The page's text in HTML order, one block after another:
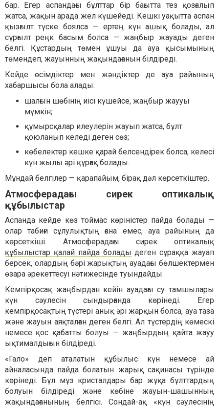
бар. Егер аспандағы бұлттар бір бағытта тез қозғалып
жатса, жақын арада жел күшейеді. Кешкі уақытта аспан
қызғылт түске боялса — ертең күн ашық болады, ал
сұрғылт реңк басым болса — жаңбыр жауады деген
белгі. Құстардың төмен ұшуы да ауа қысымының
төмендеп, жауынның жақындағанын білдіреді.
Кейде өсімдіктер мен жәндіктер де ауа райының
хабаршысы бола алады:
шалғын шөбінің иісі күшейсе, жаңбыр жаууы
мүмкін;
құмырсқалар илеулерін жауып жатса, бұлт
қоюланып келеді деген сөз;
көбелектер кешке қарай белсендірек болса, келесі
күн жылы әрі құрғақ болады.
Мұндай белгілер — қарапайым, бірақ дәл көрсеткіштер.
Атмосферадағы сирек оптикалық
құбылыстар
Аспанда кейде көз тоймас көріністер пайда болады —
олар табиғи сұлулықтың ғана емес, ауа райының да
көрсеткіші. Атмосферадағы сирек оптикалық
құбылыстар қалай пайда болады деген сұраққа жауап
берсек, олардың бәрі жарықтың ауадағы бөлшектермен
өзара әрекеттесуі нәтижесінде туындайды.
Кемпірқосақ жаңбырдан кейін ауадағы су тамшылары
күн сәулесін сындырғанда көрінеді. Егер
кемпірқосақтың түстері анық әрі жарқын болса, ауа таза
және жауын аяқталған деген белгі. Ал түстердің көмескі
немесе қос қабатты болуы — жаңбырдың қайта жауу
ықтималдығын білдіреді.
«Гало» деп аталатын құбылыс күн немесе ай
айналасында пайда болатын жарық сақинасы түрінде
көрінеді. Бұл мұз кристалдары бар жұқа бұлттардың
болуын білдіреді және көбіне жауын-шашынның
жақындағанының белгісі. Сондай-ақ «күн сәулесінің